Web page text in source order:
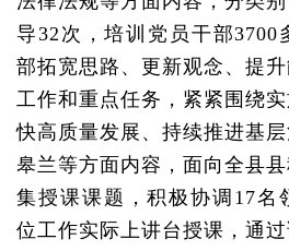
导32次，培训党员干部3700
部拓宽思路、更新观念、提
工作和重点任务，紧紧围绕
快高质量发展、持续推进基
皋兰等方面内容，面向全县
集授课课题，积极协调17名
位工作实际上讲台授课，通